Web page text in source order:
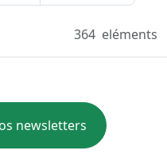
364 eléments
newsletters